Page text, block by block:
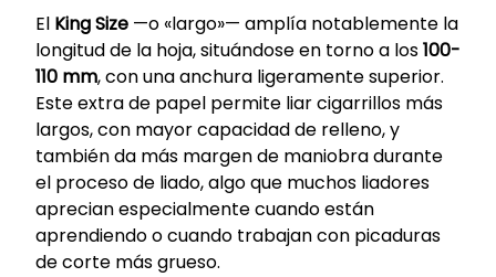
El King Size —o «largo»— amplía notablemente la
longitud de la hoja, situándose en torno a los100-
110 mm, con una anchura ligeramente superior.
Este extra de papel permite liar cigarrillos más
largos, con mayor capacidad de relleno, y
también da más margen de maniobra durante
el proceso de liado, algo que muchos liadores
aprecian especialmente cuando están
aprendiendo o cuando trabajan con picaduras
de corte más grueso.